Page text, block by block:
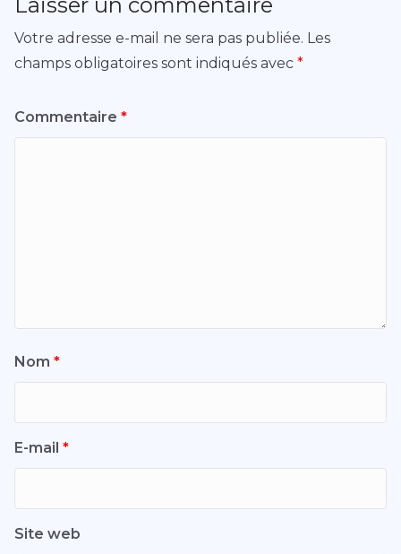
Votre adresse e-mail ne sera pas publiée. Les
champs obligatoires sont indiqués avec *
Commentaire *
Nom *
E-mail *
Site web